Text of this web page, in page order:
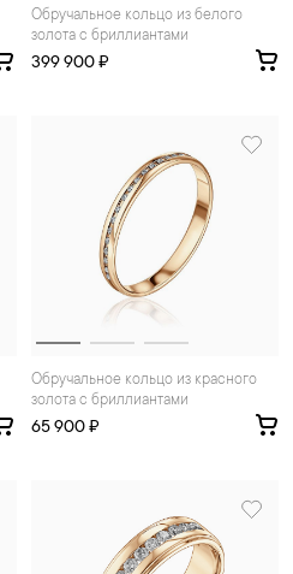
Обручальное кольцо из белого
золота с бриллиантами
399 900 ₽
Обручальное кольцо из красного
золота с бриллиантами
65 900 ₽